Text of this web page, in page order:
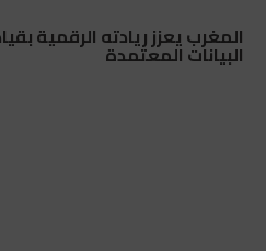
المغرب يعزز ريادته الرقمية
البيانات المعتمدة